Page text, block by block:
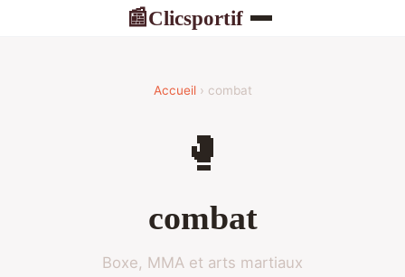
📰Clicsportif
Accueil› combat
🥊
combat
Boxe, MMA et arts martiaux